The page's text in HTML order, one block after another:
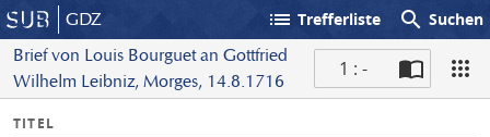
GDZ list Trefferliste search Suchen
Brief von Louis Bourguet an Gottfried
Wilhelm Leibniz, Morges, 14.8.1716
1 : -
I
TITEL